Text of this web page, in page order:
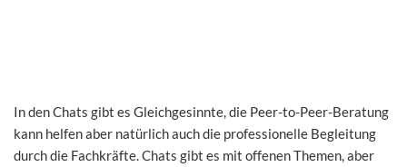
In den Chats gibt es Gleichgesinnte, die Peer-to-Peer-Beratung
kann helfen aber natürlich auch die professionelle Begleitung
durch die Fachkräfte. Chats gibt es mit offenen Themen, aber